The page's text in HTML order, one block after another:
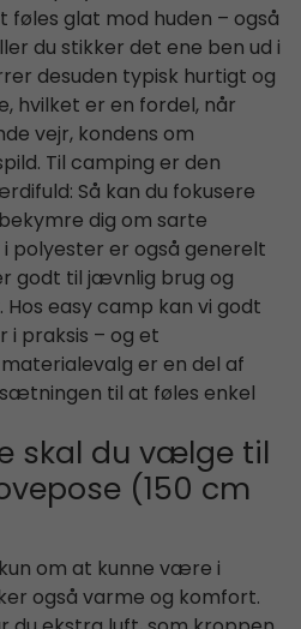
glat mod huden – også
du stikker det ene ben ud i
desuden typisk hurtigt og
hvilket er en fordel, når
vejr, kondens om
Til camping er den
Så kan du fokusere
dig om sarte
polyester er også generelt
godt til jævnlig brug og
easy camp kan vi godt
i praksis – og et
er en del af
til at føles enkel
skal du vælge til
(150 cm
om at kunne være i
også varme og komfort.